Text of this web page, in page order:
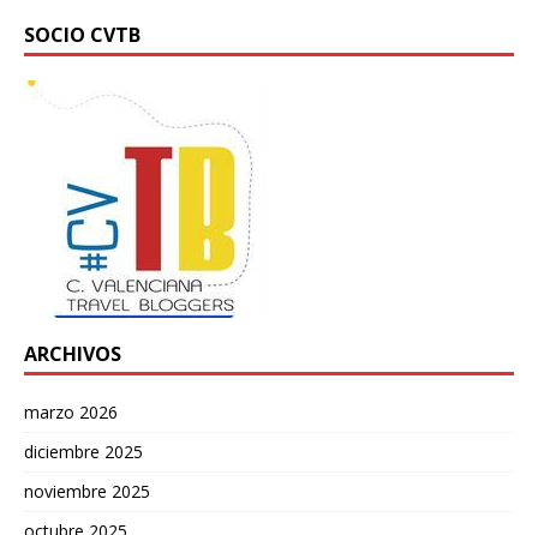
SOCIO CVTB
ARCHIVOS
marzo 2026
diciembre 2025
noviembre 2025